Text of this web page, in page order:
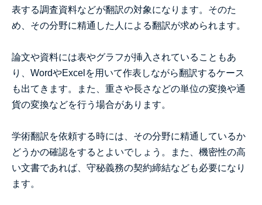
表する調査資料などが翻訳の対象になります。そのた
め、その分野に精通した人による翻訳が求められます。
論文や資料には表やグラフが挿入されていることもあ
り、WordやExcelを用いて作表しながら翻訳するケース
も出てきます。また、重さや長さなどの単位の変換や通
貨の変換などを行う場合があります。
学術翻訳を依頼する時には、その分野に精通しているか
どうかの確認をするとよいでしょう。また、機密性の高
い文書であれば、守秘義務の契約締結なども必要になり
ます。